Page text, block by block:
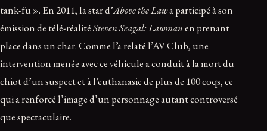
tank-fu ». En 2011, la star d’Above the Lawa participé à son
émission de télé-réalitéSteven Seagal: Lawmanen prenant
place dans un char. Comme l’a relaté l’AV Club, une
intervention menée avec ce véhicule a conduit à la mort du
chiot d’un suspect et à l’euthanasie de plus de 100 coqs, ce
qui a renforcé l’image d’un personnage autant controversé
que spectaculaire.